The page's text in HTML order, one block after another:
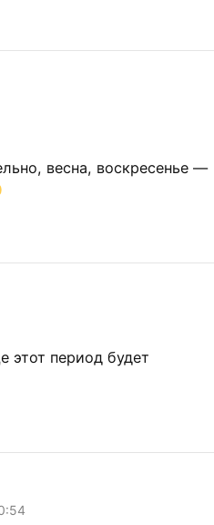
весна, воскресенье —
этот период будет